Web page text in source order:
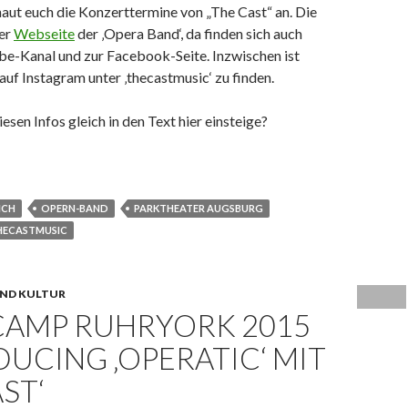
euch die Konzerttermine von „The Cast“ an. Die
Webseiteder ‚Opera Band‘, da finden sich auch
Kanal und zur Facebook-Seite. Inzwischen ist
Instagram unter ‚thecastmusic‘ zu finden.
Infos gleich in den Text hier einsteige?
Band“ im Augsburger Parktheater
OPERN-BAND
PARKTHEATER AUGSBURG
KULTUR
RUHRYORK 2015
‚OPERATIC‘ MIT